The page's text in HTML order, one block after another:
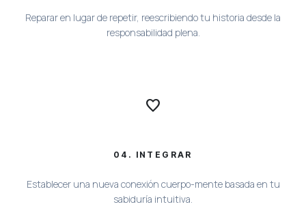
Reparar en lugar de repetir, reescribiendo tu historia desde la
responsabilidad plena.
favorite
04. INTEGRAR
Establecer una nueva conexión cuerpo-mente basada en tu
sabiduría intuitiva.